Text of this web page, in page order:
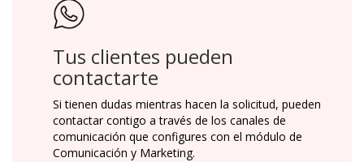
Tus clientes pueden
contactarte
Si tienen dudas mientras hacen la solicitud, pueden
contactar contigo a través de los canales de
comunicación que configures con el módulo de
Comunicación y Marketing.